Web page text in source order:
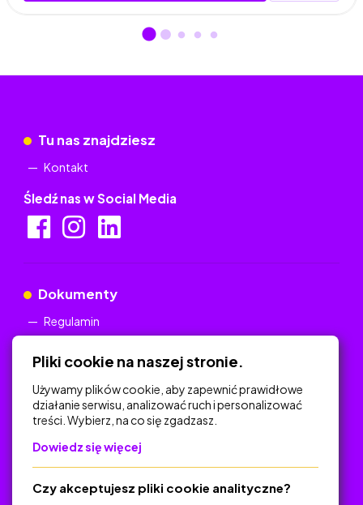
Tu nas znajdziesz
Kontakt
Śledź nas w Social Media
Dokumenty
Regulamin
Na skróty
Polityka Prywatności
Regulamin
O platformie
Pliki cookie na naszej stronie.
Używamy plików cookie, aby zapewnić prawidłowe
działanie serwisu, analizować ruch i personalizować
treści. Wybierz, na co się zgadzasz.
Dowiedz się więcej
Czy akceptujesz pliki cookie analityczne?